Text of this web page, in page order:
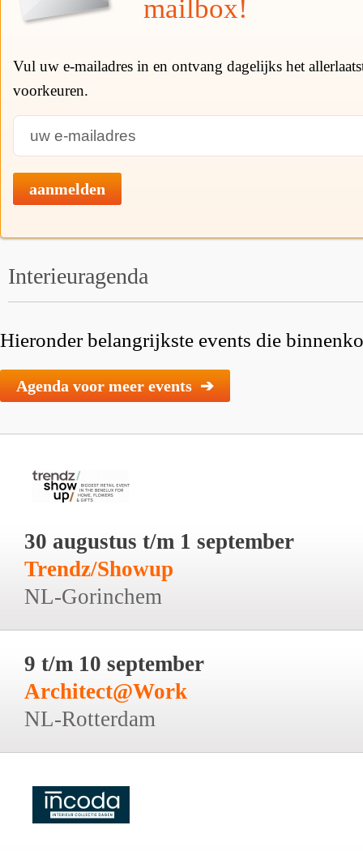
mailbox!
Vul uw e-mailadres in en ontvang dagelijks het
voorkeuren.
aanmelden
Interieuragenda
Hieronder belangrijkste events die
Agenda voor meer events ➔
30 augustus t/m 1 september
Trendz/Showup
NL-Gorinchem
9 t/m 10 september
Architect@Work
NL-Rotterdam